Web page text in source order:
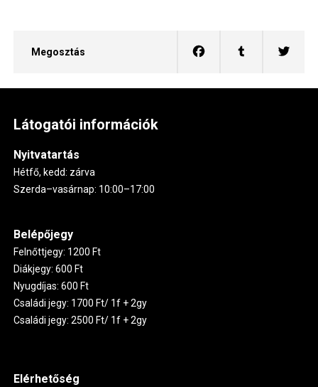
Megosztás
Látogatói információk
Nyitvatartás
Hétfő, kedd: zárva
Szerda–vasárnap: 10:00–17:00
Belépőjegy
Felnőttjegy: 1200 Ft
Diákjegy: 600 Ft
Nyugdíjas: 600 Ft
Családi jegy: 1700 Ft/ 1f + 2gy
Családi jegy: 2500 Ft/ 1f + 2gy
Elérhetőség